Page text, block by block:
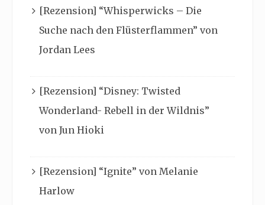
[Rezension] “Whisperwicks – Die
Suche nach den Flüsterflammen” von
Jordan Lees
[Rezension] “Disney: Twisted
Wonderland- Rebell in der Wildnis”
von Jun Hioki
[Rezension] “Ignite” von Melanie
Harlow